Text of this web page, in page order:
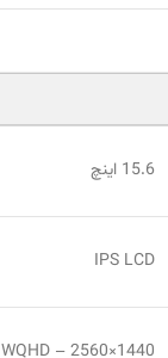
15.6 اینچ
IPS LCD
WQHD – 2560×1440